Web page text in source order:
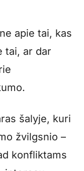
apie tai, kas
tai, ar dar
šalyje, kuri
žvilgsnio –
konfliktams